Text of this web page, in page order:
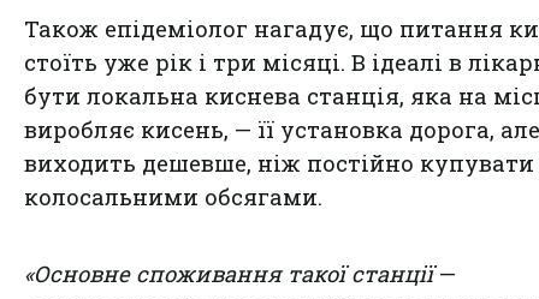
Також епідеміолог нагадує, що питання
стоїть уже рік і три місяці. В ідеалі в
бути локальна киснева станція, яка на
виробляє кисень, — її установка дорога,
виходить дешевше, ніж постійно купувати
колосальними обсягами.
«Основне споживання такої станції—